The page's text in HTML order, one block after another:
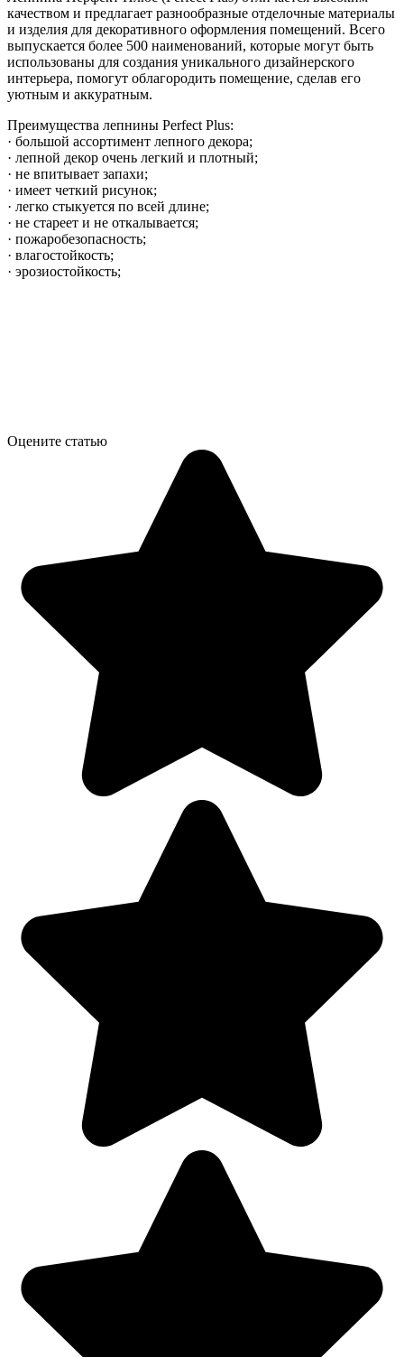
качеством и предлагает разнообразные отделочные материалы
и изделия для декоративного оформления помещений. Всего
выпускается более 500 наименований, которые могут быть
использованы для создания уникального дизайнерского
интерьера, помогут облагородить помещение, сделав его
уютным и аккуратным.
Преимущества лепнины Perfect Plus:
· большой ассортимент лепного декора;
· лепной декор очень легкий и плотный;
· не впитывает запахи;
· имеет четкий рисунок;
· легко стыкуется по всей длине;
· не стареет и не откалывается;
· пожаробезопасность;
· влагостойкость;
· эрозиостойкость;
Оцените статью